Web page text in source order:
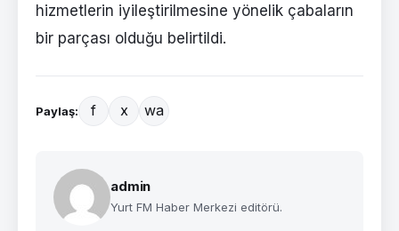
hizmetlerin iyileştirilmesine yönelik çabaların
bir parçası olduğu belirtildi.
Paylaş: f x wa
admin
Yurt FM Haber Merkezi editörü.